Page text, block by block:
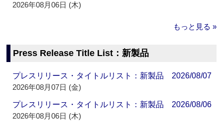
2026年08月06日 (木)
もっと見る »
Press Release Title List：新製品
プレスリリース・タイトルリスト：新製品 2026/08/07
2026年08月07日 (金)
プレスリリース・タイトルリスト：新製品 2026/08/06
2026年08月06日 (木)